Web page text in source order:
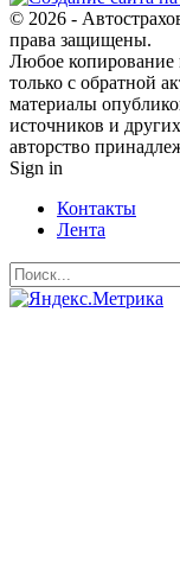
© 2026 -
права защищены.
Любое копирование
только с обратной
материалы
источников и
авторство
Sign in
Контакты
Лента